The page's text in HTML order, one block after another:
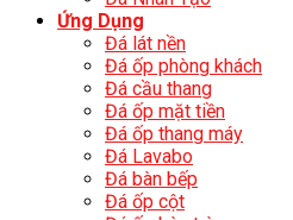
Ứng Dụng
Đá lát nền
Đá ốp phòng khách
Đá cầu thang
Đá ốp mặt tiền
Đá ốp thang máy
Đá Lavabo
Đá bàn bếp
Đá ốp cột